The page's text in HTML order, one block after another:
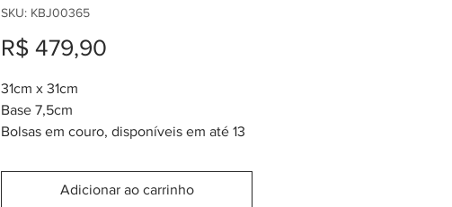
SKU: KBJ00365
R$ 479,90
31cm x 31cm
Base 7,5cm
Bolsas em couro, disponíveis em até 13
Cada peça tem um componente de arte
Mola da tribo Kuna.
Adicionar ao carrinho